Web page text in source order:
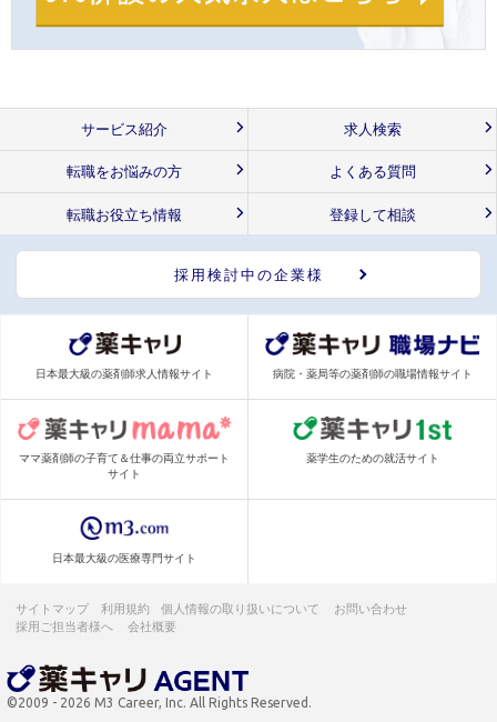
サービス紹介 求人検索
転職をお悩みの方 よくある質問
転職お役立ち情報 登録して相談
採用検討中の企業様
日本最大級の薬剤師求人情報サイト 病院・薬局等の薬剤師の職場情報サイト
ママ薬剤師の子育て＆仕事の両立サポート
サイト
薬学生のための就活サイト
日本最大級の医療専門サイト
サイトマップ 利用規約 個人情報の取り扱いについて
お問い合わせ
採用ご担当者様へ
会社概要
©2009 - 2026 M3 Career, Inc. All Rights Reserved.